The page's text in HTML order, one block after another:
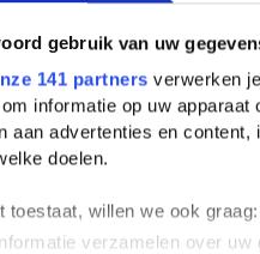
gebruik van uw
141 partners verwerken
informatie op uw
aan advertenties en
doelen.
toestaat, willen we ook graag:
verzamelen over